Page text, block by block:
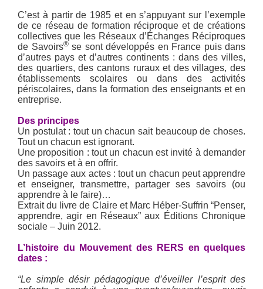
C’est à partir de 1985 et en s’appuyant sur l’exemple
de ce réseau de formation réciproque et de créations
collectives que les Réseaux d’Échanges Réciproques
de Savoirs®se sont développés en France puis dans
d’autres pays et d’autres continents : dans des villes,
des quartiers, des cantons ruraux et des villages, des
établissements scolaires ou dans des activités
périscolaires, dans la formation des enseignants et en
entreprise.
Des principes
Un postulat : tout un chacun sait beaucoup de choses.
Tout un chacun est ignorant.
Une proposition : tout un chacun est invité à demander
des savoirs et à en offrir.
Un passage aux actes : tout un chacun peut apprendre
et enseigner, transmettre, partager ses savoirs (ou
apprendre à le faire)…
Extrait du livre de Claire et Marc Héber-Suffrin “Penser,
apprendre, agir en Réseaux” aux Éditions Chronique
sociale – Juin 2012.
L’histoire du Mouvement des RERS en quelques
dates :
“Le simple désir pédagogique d’éveiller l’esprit des